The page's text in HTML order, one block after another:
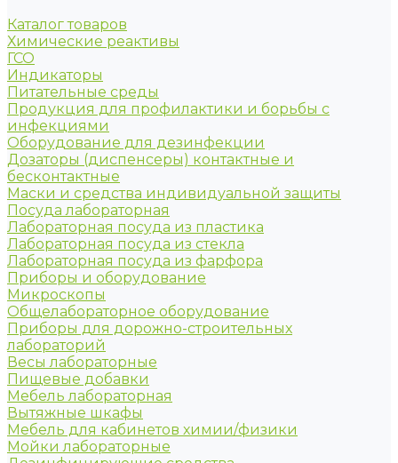
Каталог товаров
Химические реактивы
ГСО
Индикаторы
Питательные среды
Продукция для профилактики и борьбы с
инфекциями
Оборудование для дезинфекции
Дозаторы (диспенсеры) контактные и
бесконтактные
Маски и средства индивидуальной защиты
Посуда лабораторная
Лабораторная посуда из пластика
Лабораторная посуда из стекла
Лабораторная посуда из фарфора
Приборы и оборудование
Микроскопы
Общелабораторное оборудование
Приборы для дорожно-строительных
лабораторий
Весы лабораторные
Пищевые добавки
Мебель лабораторная
Вытяжные шкафы
Мебель для кабинетов химии/физики
Мойки лабораторные